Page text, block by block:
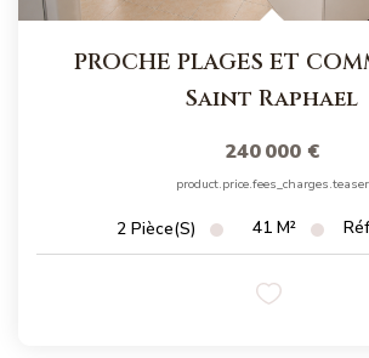
PROCHE PLAGES ET
Saint Raphael
240 000 €
product.price.fees_charges.teaser
2 Pièce(s) 41 M²